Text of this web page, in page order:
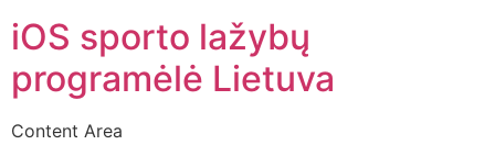
iOS sporto lažybų
programėlė Lietuva
Content Area